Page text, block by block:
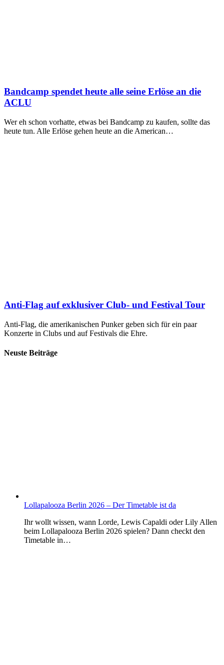
Bandcamp spendet heute alle seine Erlöse an die
ACLU
Wer eh schon vorhatte, etwas bei Bandcamp zu kaufen, sollte das
heute tun. Alle Erlöse gehen heute an die American…
Anti-Flag auf exklusiver Club- und Festival Tour
Anti-Flag, die amerikanischen Punker geben sich für ein paar
Konzerte in Clubs und auf Festivals die Ehre.
Neuste Beiträge
Lollapalooza Berlin 2026 – Der Timetable ist da
Ihr wollt wissen, wann Lorde, Lewis Capaldi oder Lily Allen
beim Lollapalooza Berlin 2026 spielen? Dann checkt den
Timetable in…